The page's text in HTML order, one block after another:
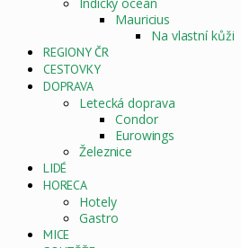
Mauricius
Na vlastní kůži
REGIONY ČR
CESTOVKY
DOPRAVA
Letecká doprava
Condor
Eurowings
Železnice
LIDÉ
HORECA
Hotely
Gastro
MICE